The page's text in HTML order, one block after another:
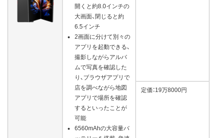
開くと約8.0インチの
大画面、閉じると約
6.5インチ
2画面に分けて別々の
アプリを起動できる、
撮影しながらアルバ
ムで写真を確認した
り、ブラウザアプリで
店を調べながら地図
アプリで場所を確認
するといったことが
可能
6560mAhの大容量バ
定価：19万8000円